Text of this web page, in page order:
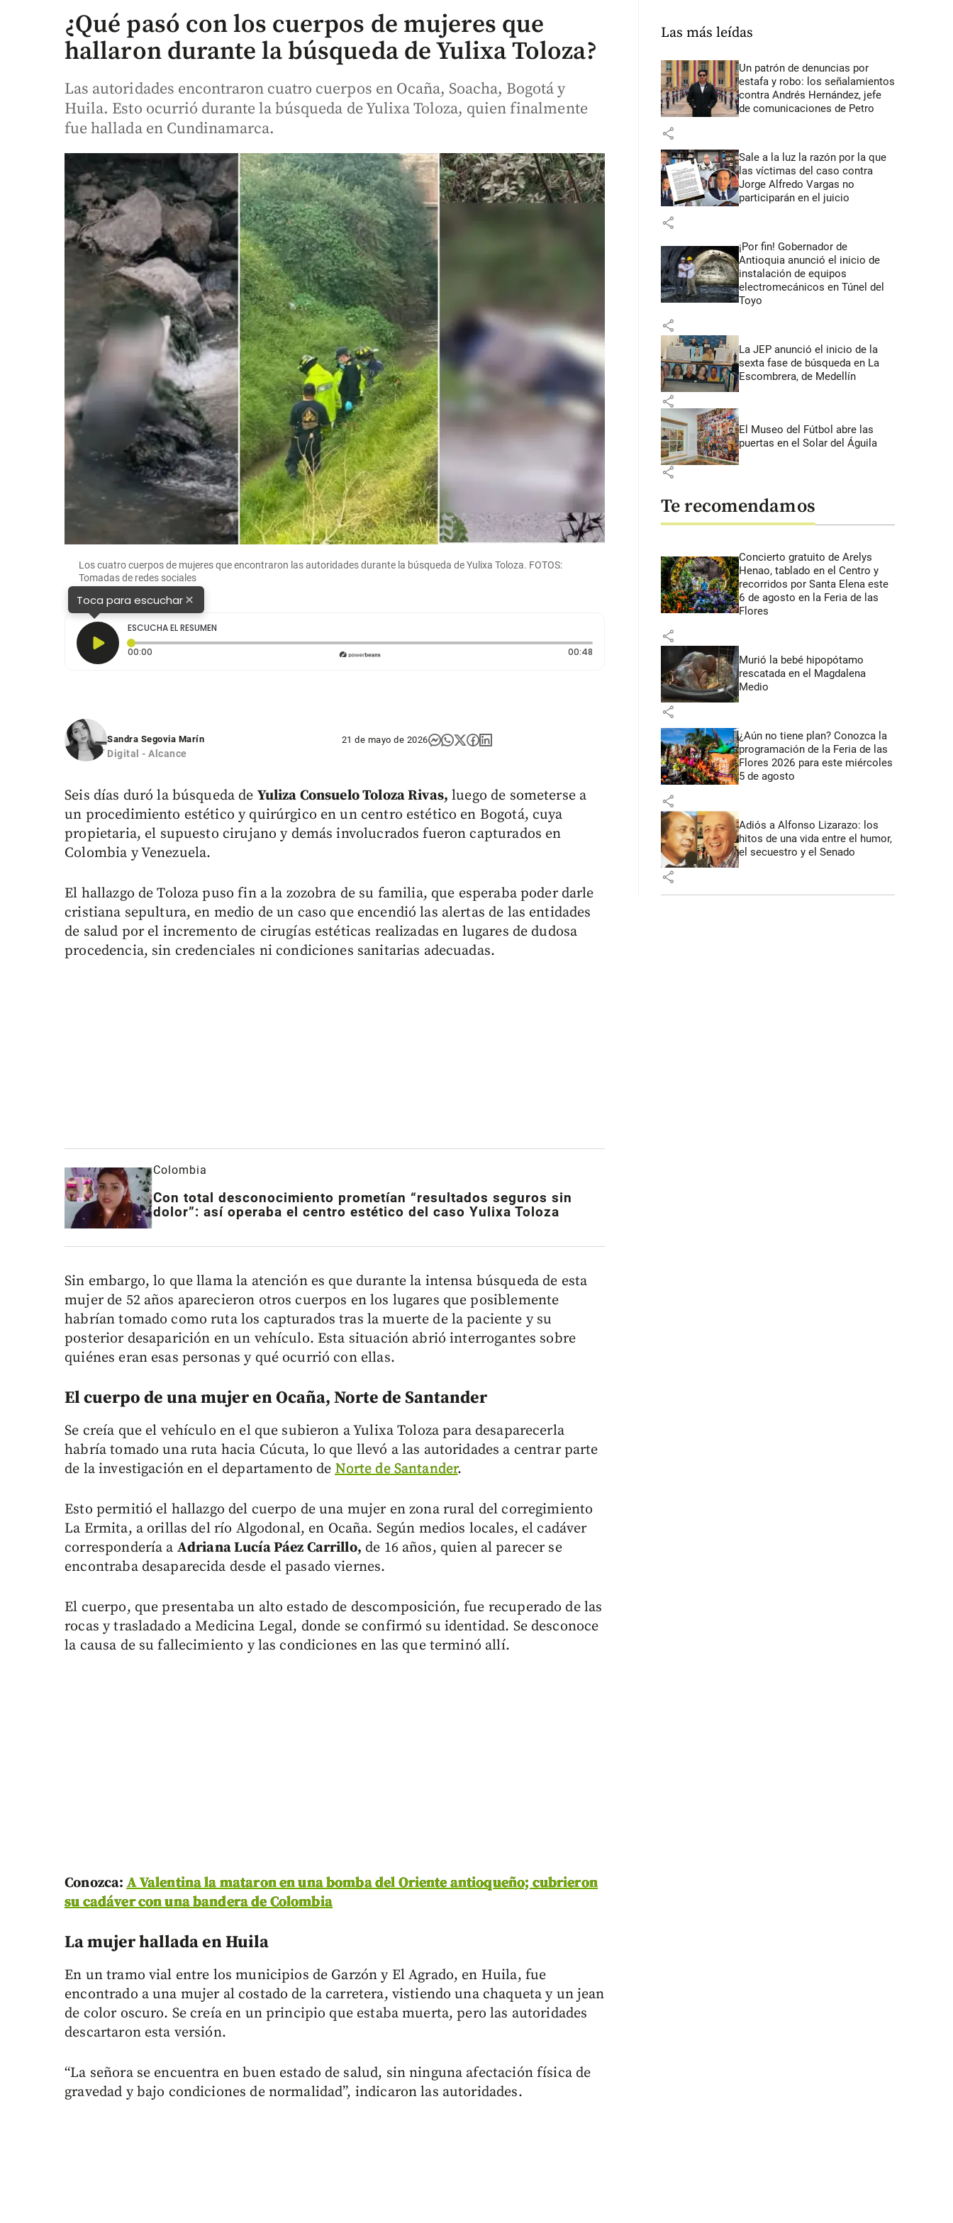
¿Qué pasó con los cuerpos de mujeres que
hallaron durante la búsqueda de Yulixa Toloza?
Las autoridades encontraron cuatro cuerpos en Ocaña, Soacha, Bogotá y
Huila. Esto ocurrió durante la búsqueda de Yulixa Toloza, quien finalmente
fue hallada en Cundinamarca.
Los cuatro cuerpos de mujeres que encontraron las autoridades durante la búsqueda de Yulixa Toloza. FOTOS:
Tomadas de redes sociales
Toca para escuchar×
ESCUCHA EL RESUMEN
00:00
00:48Duración: 48 segundos
Sandra Segovia Marín
Digital - Alcance
21 de mayo de 2026
Seis días duró la búsqueda de Yuliza Consuelo Toloza Rivas, luego de someterse a
un procedimiento estético y quirúrgico en un centro estético en Bogotá, cuya
propietaria, el supuesto cirujano y demás involucrados fueron capturados en
Colombia y Venezuela.
El hallazgo de Toloza puso fin a la zozobra de su familia, que esperaba poder darle
cristiana sepultura, en medio de un caso que encendió las alertas de las entidades
de salud por el incremento de cirugías estéticas realizadas en lugares de dudosa
procedencia, sin credenciales ni condiciones sanitarias adecuadas.
Colombia
Con total desconocimiento prometían “resultados seguros sin
dolor”: así operaba el centro estético del caso Yulixa Toloza
Sin embargo, lo que llama la atención es que durante la intensa búsqueda de esta
mujer de 52 años aparecieron otros cuerpos en los lugares que posiblemente
habrían tomado como ruta los capturados tras la muerte de la paciente y su
posterior desaparición en un vehículo. Esta situación abrió interrogantes sobre
quiénes eran esas personas y qué ocurrió con ellas.
El cuerpo de una mujer en Ocaña, Norte de Santander
Se creía que el vehículo en el que subieron a Yulixa Toloza para desaparecerla
habría tomado una ruta hacia Cúcuta, lo que llevó a las autoridades a centrar parte
de la investigación en el departamento deNorte de Santander.
Esto permitió el hallazgo del cuerpo de una mujer en zona rural del corregimiento
La Ermita, a orillas del río Algodonal, en Ocaña. Según medios locales, el cadáver
correspondería a Adriana Lucía Páez Carrillo, de 16 años, quien al parecer se
encontraba desaparecida desde el pasado viernes.
El cuerpo, que presentaba un alto estado de descomposición, fue recuperado de las
rocas y trasladado a Medicina Legal, donde se confirmó su identidad. Se desconoce
la causa de su fallecimiento y las condiciones en las que terminó allí.
Conozca:A Valentina la mataron en una bomba del Oriente antioqueño; cubrieron
su cadáver con una bandera de Colombia
La mujer hallada en Huila
En un tramo vial entre los municipios de Garzón y El Agrado, en Huila, fue
encontrado a una mujer al costado de la carretera, vistiendo una chaqueta y un jean
de color oscuro. Se creía en un principio que estaba muerta, pero las autoridades
descartaron esta versión.
“La señora se encuentra en buen estado de salud, sin ninguna afectación física de
gravedad y bajo condiciones de normalidad”, indicaron las autoridades.
Las más leídas
Un patrón de denuncias por
estafa y robo: los señalamientos
contra Andrés Hernández, jefe
de comunicaciones de Petro
share
Sale a la luz la razón por la que
las víctimas del caso contra
Jorge Alfredo Vargas no
participarán en el juicio
share
¡Por fin! Gobernador de
Antioquia anunció el inicio de
instalación de equipos
electromecánicos en Túnel del
Toyo
share
La JEP anunció el inicio de la
sexta fase de búsqueda en La
Escombrera, de Medellín
share
El Museo del Fútbol abre las
puertas en el Solar del Águila
share
Te recomendamos
Concierto gratuito de Arelys
Henao, tablado en el Centro y
recorridos por Santa Elena este
6 de agosto en la Feria de las
Flores
share
Murió la bebé hipopótamo
rescatada en el Magdalena
Medio
share
¿Aún no tiene plan? Conozca la
programación de la Feria de las
Flores 2026 para este miércoles
5 de agosto
share
Adiós a Alfonso Lizarazo: los
hitos de una vida entre el humor,
el secuestro y el Senado
share